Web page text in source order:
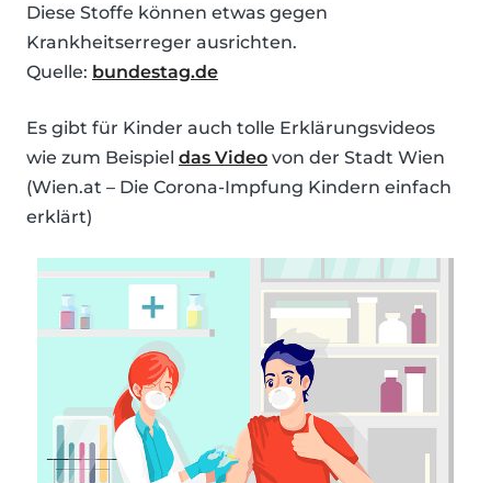
Diese Stoffe können etwas gegen
Krankheitserreger ausrichten.
Quelle: bundestag.de
Es gibt für Kinder auch tolle Erklärungsvideos
wie zum Beispiel das Video von der Stadt Wien
(Wien.at – Die Corona-Impfung Kindern einfach
erklärt)